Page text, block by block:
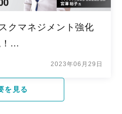
クマネジメント強化
！…
2023年06月29日
を見る